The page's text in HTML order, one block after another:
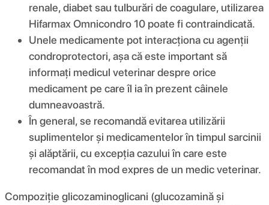
renale, diabet sau tulburări de coagulare, utilizarea
Hifarmax Omnicondro 10 poate fi contraindicată.
Unele medicamente pot interacționa cu agenții
condroprotectori, așa că este important să
informați medicul veterinar despre orice
medicament pe care îl ia în prezent câinele
dumneavoastră.
În general, se recomandă evitarea utilizării
suplimentelor și medicamentelor în timpul sarcinii
și alăptării, cu excepția cazului în care este
recomandat în mod expres de un medic veterinar.
Compoziţie glicozaminoglicani (glucozamină și